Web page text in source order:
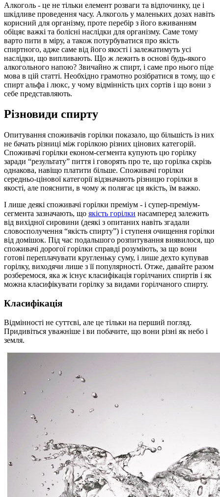
Алкоголь - це не тільки елемент розваги та відпочинку, це і
шкідливе проведення часу. Алкоголь у маленьких дозах навіть
корисний для організму, проте перебір з його вживанням
обіцяє важкі та болісні наслідки для організму. Саме тому
варто пити в міру, а також потурбуватися про якість
спиртного, адже саме від його якості і залежатимуть усі
наслідки, що випливають. Що ж лежить в основі будь-якого
алкогольного напою? Звичайно ж спирт, і саме про нього піде
мова в цій статті. Необхідно грамотно розібратися в тому, що є
спирт альфа і люкс, у чому відмінність цих сортів і що вони з
себе представляють.
Різновиди спирту
Опитування споживачів горілки показало, що більшість із них
не бачать різниці між горілкою різних цінових категорій.
Споживачі горілки економ-сегмента купують цю горілку
заради “результату” пиття і говорять про те, що горілка скрізь
однакова, навіщо платити більше. Споживачі горілки
середньо-цінової категорії відзначають різницю горілки в
якості, але пояснити, в чому ж полягає ця якість, їм важко.
І лише деякі споживачі горілки преміум - і супер-преміум-
сегмента зазначають, що якість горілки насамперед залежить
від вихідної сировини (деякі з опитаних навіть згадали
словосполучення “якість спирту”) і ступеня очищення горілки
від домішок. Під час подальшого розпитування виявилося, що
споживачі дорогої горілки справді розуміють, за що вони
готові переплачувати кругленьку суму, і лише дехто купував
горілку, виходячи лише з її популярності. Отже, давайте разом
розберемося, яка ж існує класифікація горілчаних спиртів і як
можна класифікувати горілку за видами горілчаного спирту.
Класифікація
Відмінності не суттєві, але це тільки на перший погляд.
Придивіться уважніше і ви побачите, що вони різні як небо і
земля.